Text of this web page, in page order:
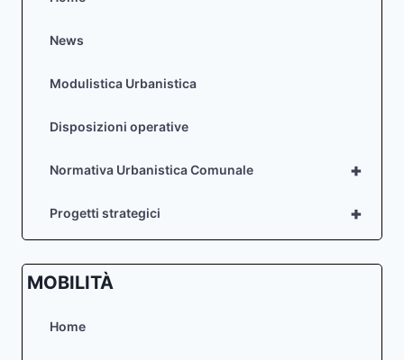
News
Modulistica Urbanistica
Disposizioni operative
+
Normativa Urbanistica Comunale
+
Progetti strategici
MOBILITÀ
Home